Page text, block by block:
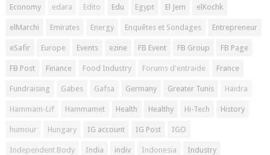
Economy edara Edito Edu Egypt El Jem elKochk
elMarchi Emirates Energy Enquêtes et Sondages Entrepreneur
eSafir Europe Events ezine FB Event FB Group FB Page
FB Post Finance Food Industry Forums d'entraide France
Fundraising Gabes Gafsa Germany Greater Tunis Haidra
Hammam-Lif Hammamet Health Healthy Hi-Tech History
humour Hungary IG account IG Post IGO
Independent Body India indiv Indonesia Industry